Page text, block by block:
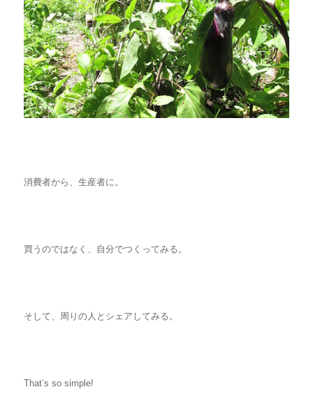
消費者から、生産者に。
買うのではなく、自分でつくってみる。
そして、周りの人とシェアしてみる。
That’s so simple!